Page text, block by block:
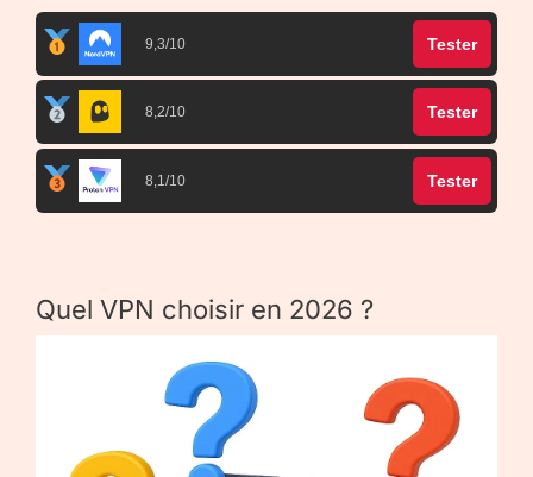
9,3/10 Tester
8,2/10 Tester
8,1/10 Tester
Quel VPN choisir en 2026 ?